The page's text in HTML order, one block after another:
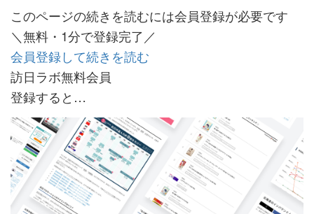
このページの続きを読むには会員登録が必要です
＼無料・1分で登録完了／
会員登録して続きを読む
訪日ラボ無料会員
登録すると…